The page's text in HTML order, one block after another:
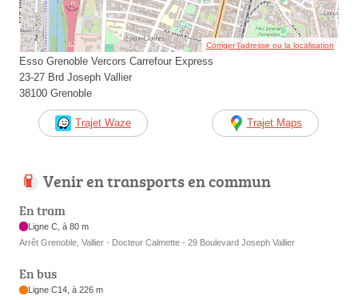
Corriger l’adresse ou la localisation
Esso Grenoble Vercors Carrefour Express
23-27 Brd Joseph Vallier
38100 Grenoble
Trajet Waze Trajet Maps
Venir en transports en commun
En tram
Ligne C, à 80 m
Arrêt Grenoble, Vallier - Docteur Calmette - 29 Boulevard Joseph Vallier
En bus
Ligne C14, à 226 m